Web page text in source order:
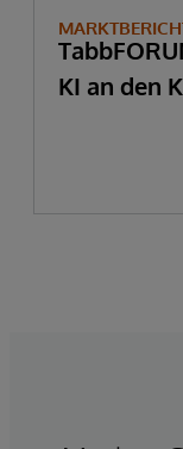
KI an den